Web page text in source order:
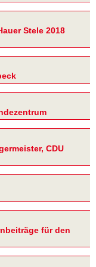
Stele 2018
CDU
für den